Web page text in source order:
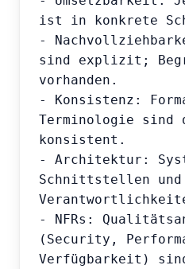
ist in konkrete
-
sind explizit;
vorhanden.
- Konsistenz:
Terminologie sind
konsistent.
- Architektur:
Schnittstellen und
- NFRs:
(Security,
Verfügbarkeit)